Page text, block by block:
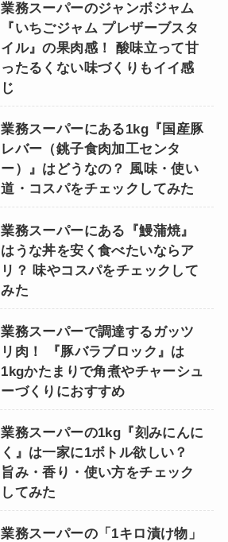
業務スーパーのジャンボジャム
『いちごジャム プレザーブスタ
イル』の果肉感！ 酸味立って甘
ったるくない味づくりもイイ感
じ
業務スーパーにある1kg『国産豚
レバー（銚子食肉加工センタ
ー）』はどうなの？ 風味・使い
道・コスパをチェックしてみた
業務スーパーにある『鰻蒲焼』
はうな丼を安く食べたいならア
リ？ 味やコスパをチェックして
みた
業務スーパーで調達するガッツ
リ肉！ 『豚バラブロック』は
1kgかたまりで角煮やチャーシュ
ーづくりにおすすめ
業務スーパーの1kg『刻みにんに
く』は一家に1ボトル欲しい？
旨み・香り・使い方をチェック
してみた
業務スーパーの「1キロ漬け物」